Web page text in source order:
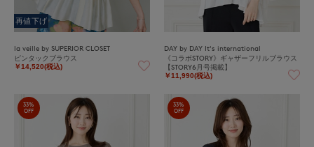
再値下げ
la veille by SUPERIOR CLOSET
ピンタックブラウス
￥14,520(税込)
DAY by DAY It's international
《コラボSTORY》ギャザーフリルブラウス
【STORY6月号掲載】
￥11,990(税込)
33%
OFF
33%
OFF